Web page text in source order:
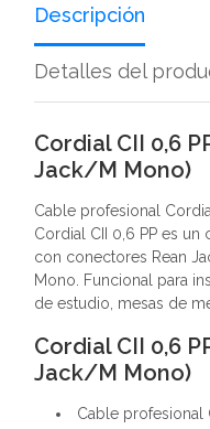
Descripción
Detalles del
Cordial CII 0,6
Jack/M Mono)
Cable profesional
Cordial CII 0,6 PP es
con conectores Rean
Mono. Funcional para
de estudio, mesas de
Cordial CII 0,6
Jack/M Mono)
Cable profesional